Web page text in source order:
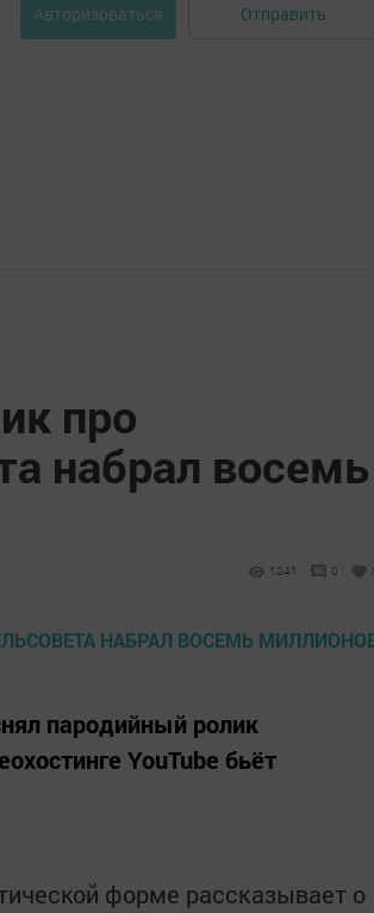
Авторизоваться Отправить
про
набрал восемь
1241 0
пародийный ролик
YouTube бьёт
форме рассказывает о